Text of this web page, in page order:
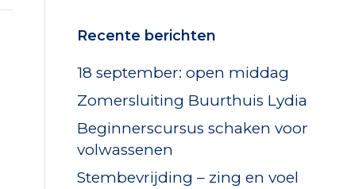
Recente berichten
18 september: open middag
Zomersluiting Buurthuis Lydia
Beginnerscursus schaken voor
volwassenen
Stembevrijding – zing en voel